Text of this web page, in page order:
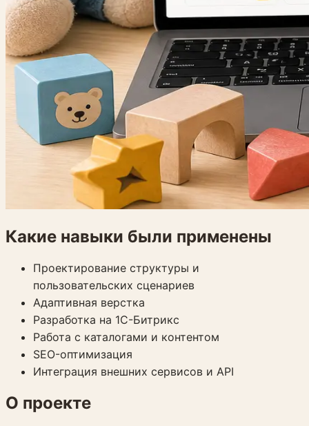
Какие навыки были применены
Проектирование структуры и
пользовательских сценариев
Адаптивная верстка
Разработка на 1С-Битрикс
Работа с каталогами и контентом
SEO-оптимизация
Интеграция внешних сервисов и API
О проекте